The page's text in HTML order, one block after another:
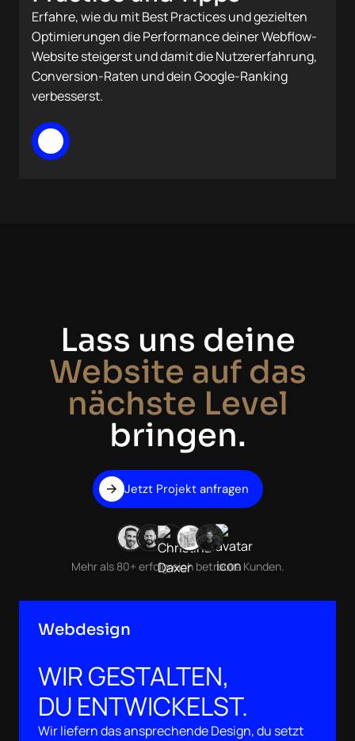
Erfahre, wie du mit Best Practices und gezielten
Optimierungen die Performance deiner Webflow-
Website steigerst und damit die Nutzererfahrung,
Conversion-Raten und dein Google-Ranking
verbesserst.
Lass uns deine
Website auf das
nächste Level
bringen.
Jetzt Projekt anfragen
Mehr als 80+ erfolgreich betreute Kunden.
Webdesign
WIR GESTALTEN,
DU ENTWICKELST.
Wir liefern das ansprechende Design, du setzt